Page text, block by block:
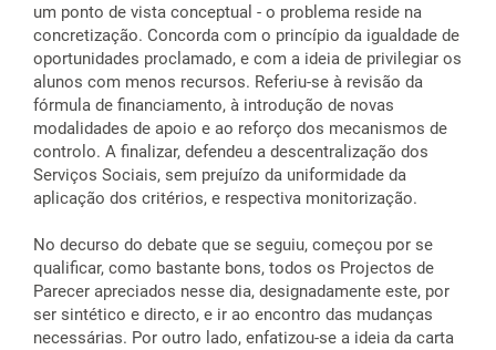
um ponto de vista conceptual - o problema reside na
concretização. Concorda com o princípio da igualdade de
oportunidades proclamado, e com a ideia de privilegiar os
alunos com menos recursos. Referiu-se à revisão da
fórmula de financiamento, à introdução de novas
modalidades de apoio e ao reforço dos mecanismos de
controlo. A finalizar, defendeu a descentralização dos
Serviços Sociais, sem prejuízo da uniformidade da
aplicação dos critérios, e respectiva monitorização.
No decurso do debate que se seguiu, começou por se
qualificar, como bastante bons, todos os Projectos de
Parecer apreciados nesse dia, designadamente este, por
ser sintético e directo, e ir ao encontro das mudanças
necessárias. Por outro lado, enfatizou-se a ideia da carta